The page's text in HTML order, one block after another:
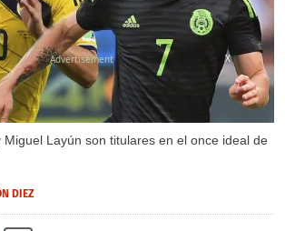
Layún son titulares en el once ideal de
X
DIEZ